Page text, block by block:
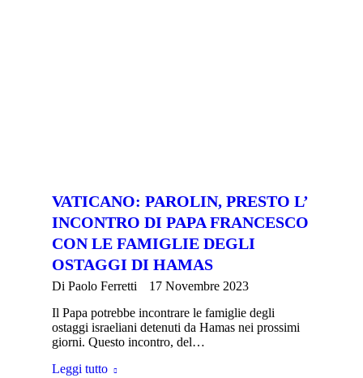
VATICANO: PAROLIN, PRESTO L’
INCONTRO DI PAPA FRANCESCO
CON LE FAMIGLIE DEGLI
OSTAGGI DI HAMAS
Di Paolo Ferretti
17 Novembre 2023
Il Papa potrebbe incontrare le famiglie degli
ostaggi israeliani detenuti da Hamas nei prossimi
giorni. Questo incontro, del…
Leggi tutto